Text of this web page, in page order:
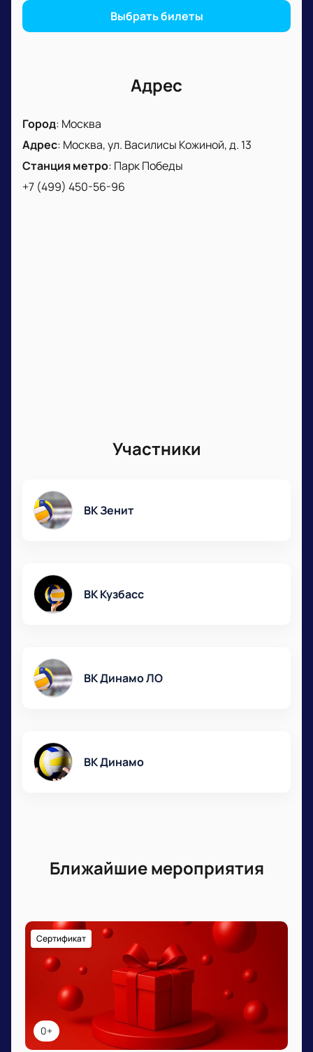
сценой или уточнить продолжительность матча.
Приходите заранее для комфортного размещения и
Выбрать билеты
Адрес
Город: Москва
Адрес: Москва, ул. Василисы Кожиной, д. 13
Станция метро: Парк Победы
+7 (499) 450-56-96
Участники
ВК Зенит
ВК Кузбасс
ВК Динамо ЛО
ВК Динамо
Ближайшие мероприятия
0+
Сертификат